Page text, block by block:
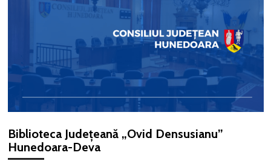
Biblioteca Județeană „Ovid Densusianu”
Hunedoara-Deva